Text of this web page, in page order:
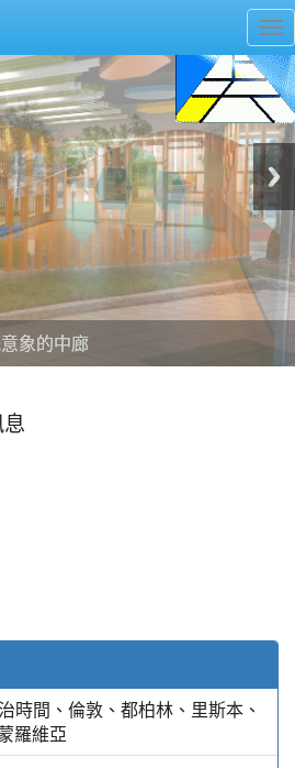
來源
來源
象的中廊
象的中廊
時間、倫敦、都柏林、里斯本、
羅維亞